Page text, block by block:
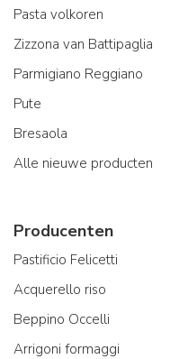
Pasta volkoren
Zizzona van Battipaglia
Parmigiano Reggiano
Pute
Bresaola
Alle nieuwe producten
Producenten
Pastificio Felicetti
Acquerello riso
Beppino Occelli
Arrigoni formaggi